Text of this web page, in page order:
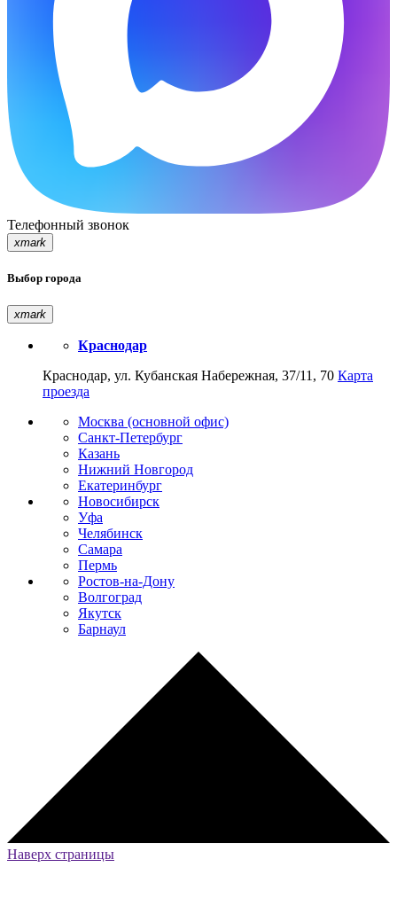
Телефонный звонок
xmark
Выбор города
xmark
Краснодар
Краснодар, ул. Кубанская Набережная, 37/11, 70 Карта
проезда
Москва (основной офис)
Санкт-Петербург
Казань
Нижний Новгород
Екатеринбург
Новосибирск
Уфа
Челябинск
Самара
Пермь
Ростов-на-Дону
Волгоград
Якутск
Барнаул
Наверх страницы